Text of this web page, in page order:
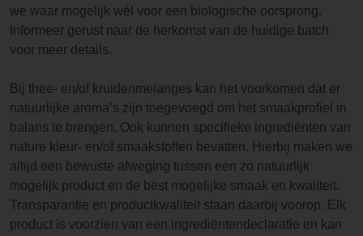
we waar mogelijk wél voor een biologische oorsprong.
Informeer gerust naar de herkomst van de huidige batch
voor meer details.
Bij thee- en/of kruidenmelanges kan het voorkomen dat er
natuurlijke aroma’s zijn toegevoegd om het smaakprofiel in
balans te brengen. Ook kunnen specifieke ingrediënten van
nature kleur- en/of smaakstoffen bevatten. Hierbij maken we
altijd een bewuste afweging tussen een zo natuurlijk
mogelijk product en de best mogelijke smaak en kwaliteit.
Transparantie en productkwaliteit staan daarbij voorop. Elk
product is voorzien van een ingrediëntendeclaratie en kan